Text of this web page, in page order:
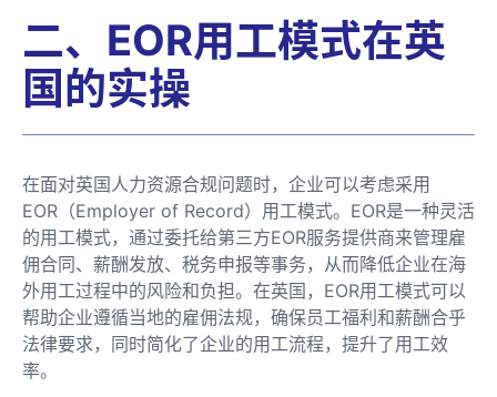
二、EOR用工模式在英
国的实操
在面对英国人力资源合规问题时，企业可以考虑采用
EOR（Employer of Record）用工模式。EOR是一种灵活
的用工模式，通过委托给第三方EOR服务提供商来管理雇
佣合同、薪酬发放、税务申报等事务，从而降低企业在海
外用工过程中的风险和负担。在英国，EOR用工模式可以
帮助企业遵循当地的雇佣法规，确保员工福利和薪酬合乎
法律要求，同时简化了企业的用工流程，提升了用工效
率。